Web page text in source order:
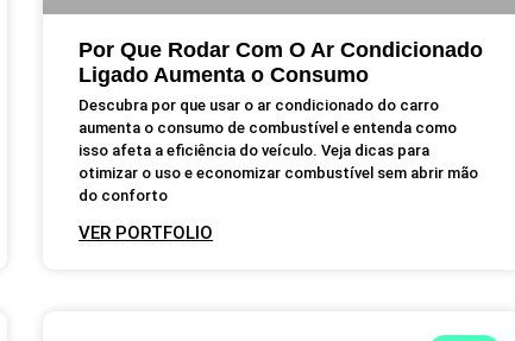
Por Que Rodar Com O Ar Condicionado
Ligado Aumenta o Consumo
Descubra por que usar o ar condicionado do carro
aumenta o consumo de combustível e entenda como
isso afeta a eficiência do veículo. Veja dicas para
otimizar o uso e economizar combustível sem abrir mão
do conforto
VER PORTFOLIO